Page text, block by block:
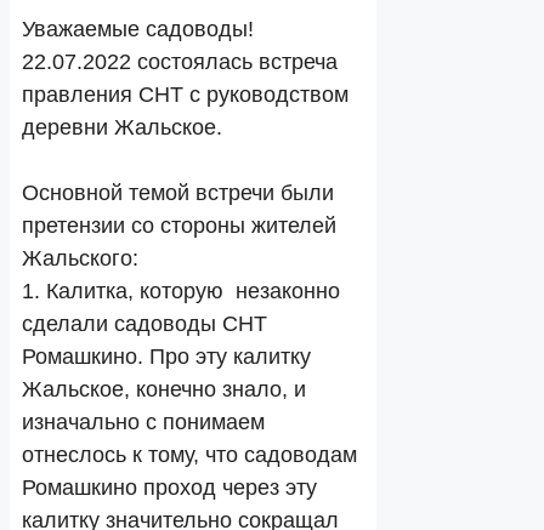
Уважаемые садоводы!
22.07.2022 состоялась встреча
правления СНТ с руководством
деревни Жальское.
Основной темой встречи были
претензии со стороны жителей
Жальского:
1. Калитка, которую незаконно
сделали садоводы СНТ
Ромашкино. Про эту калитку
Жальское, конечно знало, и
изначально с понимаем
отнеслось к тому, что садоводам
Ромашкино проход через эту
калитку значительно сокращал